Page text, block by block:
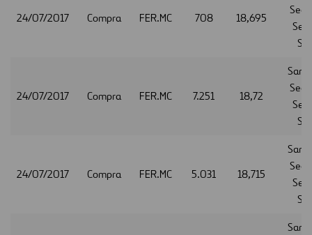
24/07/2017 Compra FER.MC 708 18,695
24/07/2017 Compra FER.MC 7.251 18,72
24/07/2017 Compra FER.MC 5.031 18,715